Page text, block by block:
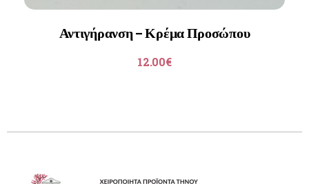
Αντιγήρανση – Κρέμα Προσώπου
12.00€